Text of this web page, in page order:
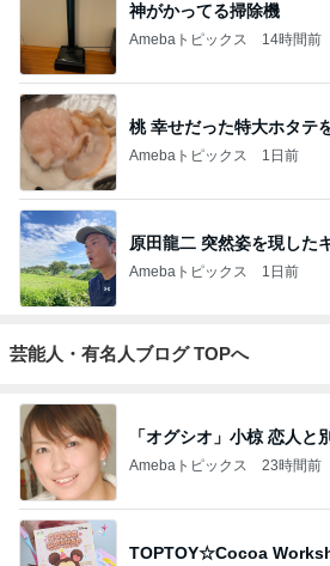
神がかってる掃除機
Amebaトピックス 14時間前
桃 幸せだった特大ホタテ
Amebaトピックス 1日前
原田龍二 突然姿を現した
Amebaトピックス 1日前
芸能人・有名人ブログ TOPへ
「オグシオ」小椋 恋人と
Amebaトピックス 23時間前
TOPTOY☆Cocoa